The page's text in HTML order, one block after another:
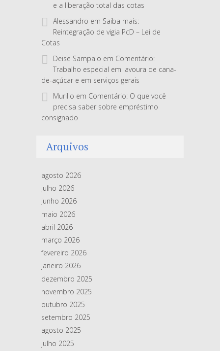
e a liberação total das cotas
Alessandro em Saiba mais:
Reintegração de vigia PcD – Lei de
Cotas
Deise Sampaio em Comentário:
Trabalho especial em lavoura de cana-
de-açúcar e em serviços gerais
Murillo em Comentário: O que você
precisa saber sobre empréstimo
consignado
Arquivos
agosto 2026
julho 2026
junho 2026
maio 2026
abril 2026
março 2026
fevereiro 2026
janeiro 2026
dezembro 2025
novembro 2025
outubro 2025
setembro 2025
agosto 2025
julho 2025